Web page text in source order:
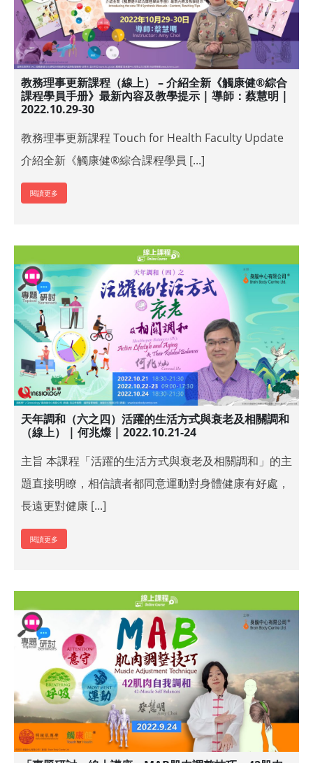
教務理事更新課程（線上） – 介紹全新《觸康健®綜合
課程學員手册》最新內容及教學提示 | 導師：蔡慧明 |
2022.10.29-30
教務理事更新課程 Touch for Health Faculty Update
介紹全新《觸康健®綜合課程學員 [...]
閱讀更多
天年調和（六之四）活躍的生活方式與衰老及相關調和
（線上） | 何兆燦 | 2022.10.21-24
主旨 本課程「活躍的生活方式與衰老及相關調和」的主
題直接明瞭，相信讀者都同意運動對身體健康有好處，
長遠更對健康 [...]
閱讀更多